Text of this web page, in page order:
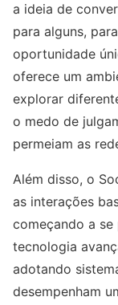
a ideia de
para alguns,
oportunidade
oferece um
explorar
o medo de
permeiam as
Além disso, o
as interações
começando a se
tecnologia
adotando
desempenham